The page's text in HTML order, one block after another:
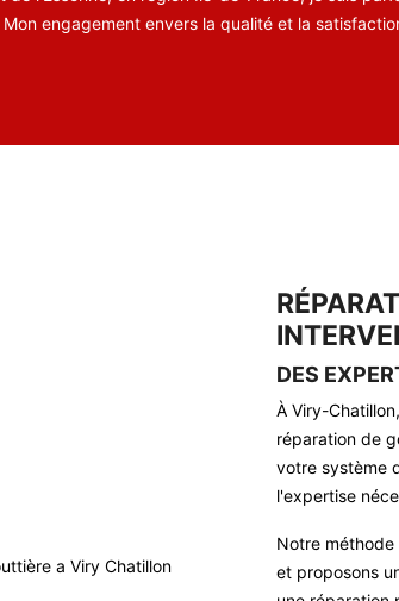
engagement envers la qualité et la
DES
À Viry-
réparation de
votre système
l'expertise
Notre
et proposons